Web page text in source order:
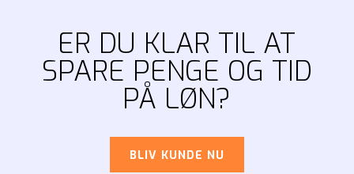
ER DU KLAR TIL AT
SPARE PENGE OG TID
PÅ LØN?
BLIV KUNDE NU